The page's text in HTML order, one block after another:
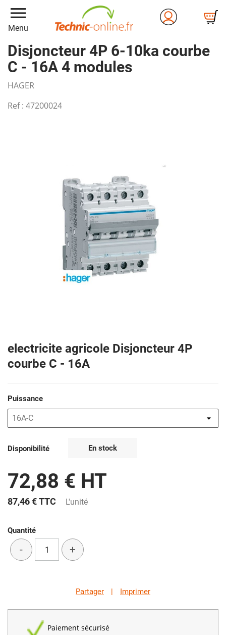
menu
Menu
Disjoncteur 4P 6-10ka courbe
C - 16A 4 modules
HAGER
Ref : 47200024
electricite agricole Disjoncteur 4P
courbe C - 16A
Puissance
Disponibilité En stock
72,88 € HT
87,46 €TTC L'unité
Quantité
- +
Partager | Imprimer
Paiement sécurisé